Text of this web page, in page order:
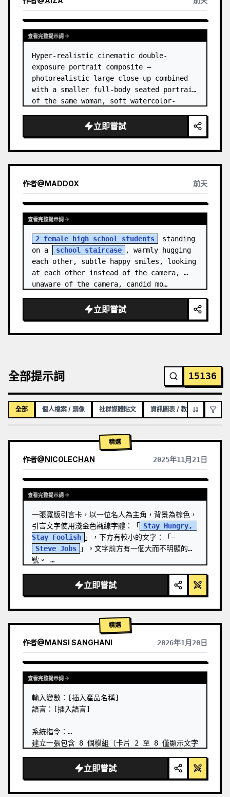
查看完整提示詞
Hyper-realistic cinematic double-
exposure portrait composite —
photorealistic large close-up combined
with a smaller full-body seated portrait
of the same woman, soft watercolor-
hand-drawn doodle decorations, zero flat
AI l…
立即嘗試
作者@MADDOX 前天
查看完整提示詞
2 female high school students
standing
on a
school staircase
, warmly hugging
each other, subtle happy smiles, looking
at each other instead of the camera,
unaware of the camera, candid mo…
立即嘗試
全部提示詞 15136
全部 個人檔案 / 頭像 社群媒體貼文 資訊圖表 / 教育視覺化內容
精選
作者@NICOLECHAN 2025年11月21日
查看其他模型的結果
查看完整提示詞
一張寬版引言卡，以一位名人為主角，背景為棕色，
引言文字使用淺金色襯線字體：「
Stay Hungry,
Stay Foolish
」，下方有較小的文字：「—
Steve Jobs
」。文字前方有一個大而不明顯的引
號。 …
立即嘗試
精選
作者@MANSI SANGHANI 2026年1月20日
查看其他模型的結果
查看完整提示詞
輸入變數：[插入產品名稱]
語言：[插入語言]
系統指令：
建立一張包含 8 個模組（卡片 2 至 8 僅顯示文字
1) 產品分析：
→ 識別產品的主要自然顏色 → 「主色調」
立即嘗試